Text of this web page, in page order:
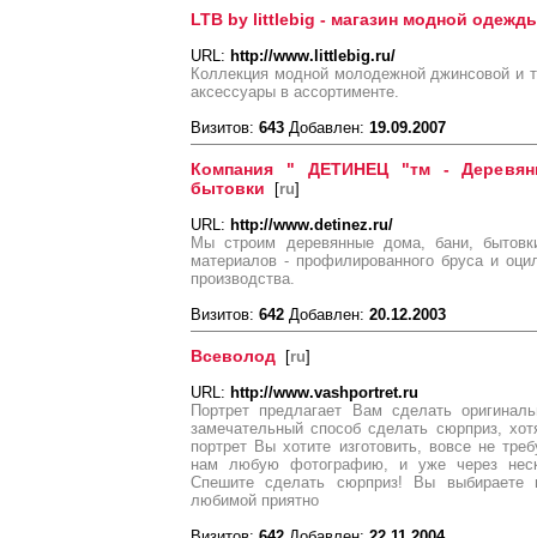
LTB by littlebig - магазин модной
URL: http://www.littlebig.ru/
Коллекция модной молодежной джинсовой и
аксессуары в ассортименте.
Визитов: 643 Добавлен: 19.09.2007
Компания " ДЕТИНЕЦ "тм -
бытовки [ru]
URL: http://www.detinez.ru/
Мы строим деревянные дома, бани,
материалов - профилированного бруса и
производства.
Визитов: 642 Добавлен: 20.12.2003
Всеволод [ru]
URL: http://www.vashportret.ru
Портрет предлагает Вам сделать
замечательный способ сделать сюрприз,
портрет Вы хотите изготовить, вовсе не
нам любую фотографию, и уже через
Спешите сделать сюрприз! Вы
любимой приятно